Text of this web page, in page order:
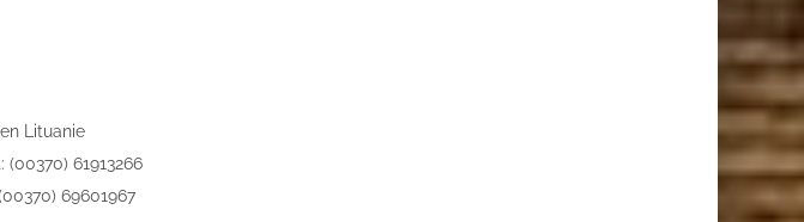
Lituanie
(00370) 61913266
69601967